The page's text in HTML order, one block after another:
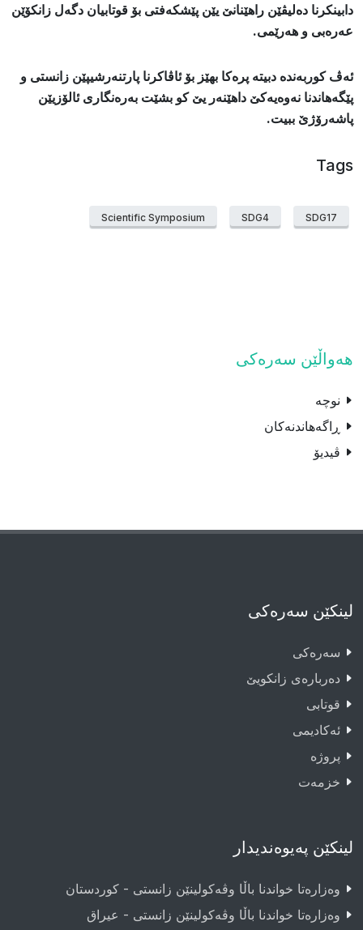
دابینکرنا دەلیڤێن راهێنانێ یێن پێشکەفتی بۆ قوتابیان دگەل زانکۆێن
عەرەبی و هەرێمی.
ئەڤ کوربەندە دبیته‌ پرەکا بهێز بۆ ئاڤاکرنا پارتنەرشیپێن زانستی و
پێگەهاندنا نەوەیەکێ داهێنەر یێ کو بشێت بەرەنگاری ئالۆزیێن
پاشەرۆژێ ببیت.
Tags
SDG17
SDG4
Scientific Symposium
هەواڵێن سەرەکی
نوچە
ڕاگەهاندنەکان
ڤیدیۆ
لینکێن سەرەکی
سەرەکى
دەربارەى زانکویێ
قوتابى
ئەکادیمى
پروژە
خزمەت
لینکێن پەیوەندیدار
وەزارەتا خواندنا باڵا وڤەکولینێن زانستی - کوردستان
وەزارەتا خواندنا باڵا وڤەکولینێن زانستی - عيراق